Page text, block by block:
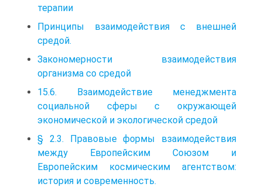
терапии
Принципы взаимодействия с внешней
средой.
Закономерности взаимодействия
организма со средой
15.6. Взаимодействие менеджмента
социальной сферы с окружающей
экономической и экологической средой
§ 2.3. Правовые формы взаимодействия
между Европейским Союзом и
Европейским космическим агентством:
история и современность.